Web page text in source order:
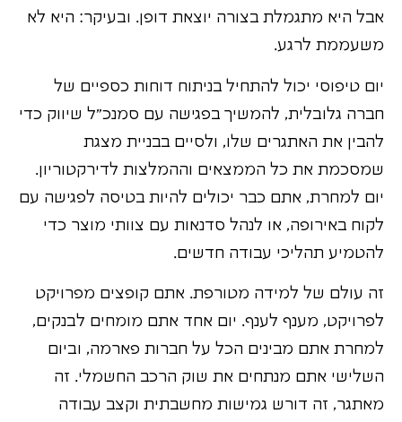
אבל היא מתגמלת בצורה יוצאת דופן. ובעיקר: היא לא
משעממת לרגע.
יום טיפוסי יכול להתחיל בניתוח דוחות כספיים של
חברה גלובלית, להמשיך בפגישה עם סמנכ"ל שיווק כדי
להבין את האתגרים שלו, ולסיים בבניית מצגת
שמסכמת את כל הממצאים וההמלצות לדירקטוריון.
יום למחרת, אתם כבר יכולים להיות בטיסה לפגישה עם
לקוח באירופה, או לנהל סדנאות עם צוותי מוצר כדי
להטמיע תהליכי עבודה חדשים.
זה עולם של למידה מטורפת. אתם קופצים מפרויקט
לפרויקט, מענף לענף. יום אחד אתם מומחים לבנקים,
למחרת אתם מבינים הכל על חברות פארמה, וביום
השלישי אתם מנתחים את שוק הרכב החשמלי. זה
מאתגר, זה דורש גמישות מחשבתית וקצב עבודה